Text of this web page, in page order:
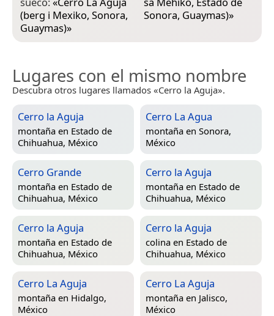
(berg i Mexiko, Sonora,
Guaymas)»
Sonora, Guaymas)»
Lugares con el mismo nombre
Descubra otros lugares llamados «Cerro la Aguja».
Cerro la Aguja
montaña en Estado de
Chihuahua, México
Cerro La Agua
montaña en Sonora,
México
Cerro Grande
montaña en Estado de
Chihuahua, México
Cerro la Aguja
montaña en Estado de
Chihuahua, México
Cerro la Aguja
montaña en Estado de
Chihuahua, México
Cerro la Aguja
colina en Estado de
Chihuahua, México
Cerro La Aguja
montaña en Hidalgo,
México
Cerro La Aguja
montaña en Jalisco,
México